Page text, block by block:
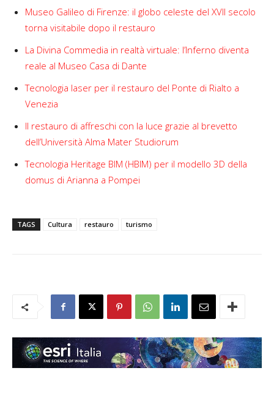
Museo Galileo di Firenze: il globo celeste del XVII secolo
torna visitabile dopo il restauro
La Divina Commedia in realtà virtuale: l’Inferno diventa
reale al Museo Casa di Dante
Tecnologia laser per il restauro del Ponte di Rialto a
Venezia
Il restauro di affreschi con la luce grazie al brevetto
dell’Università Alma Mater Studiorum
Tecnologia Heritage BIM (HBIM) per il modello 3D della
domus di Arianna a Pompei
TAGS Cultura restauro turismo